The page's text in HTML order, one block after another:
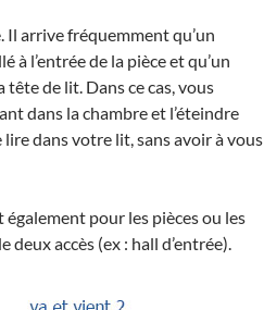
Il arrive fréquemment qu’un
l’entrée de la pièce et qu’un
de lit. Dans ce cas, vous
dans la chambre et l’éteindre
dans votre lit, sans avoir à vous
pour les pièces ou les
accès (ex : hall d’entrée).